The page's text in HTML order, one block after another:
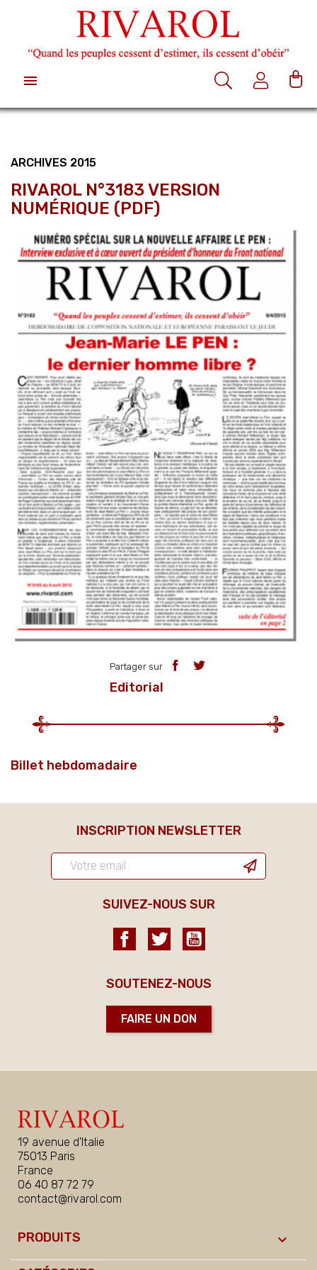

ARCHIVES 2015
RIVAROL N°3183 VERSION
NUMÉRIQUE (PDF)
Partager sur
Editorial
Billet hebdomadaire
INSCRIPTION NEWSLETTER
SUIVEZ-NOUS SUR
FacebookTwitter
SOUTENEZ-NOUS
FAIRE UN DON
19 avenue d'Italie
75013 Paris
France
06 40 87 72 79
contact@rivarol.com
PRODUITS 